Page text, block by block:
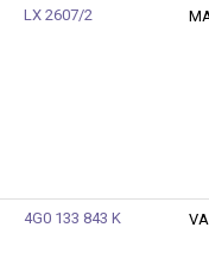
LX 2607/2
4G0 133 843 K